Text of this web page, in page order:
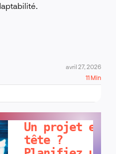
avril 27, 2026
11 Min
Un projet en
tête ?